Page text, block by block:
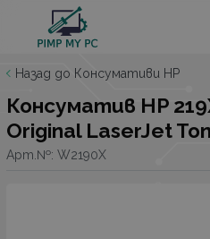
Назад до Консумативи HP
Консуматив HP
Original LaserJet
Арт.№: W2190X